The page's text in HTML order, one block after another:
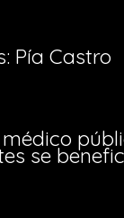
Pía Castro
se